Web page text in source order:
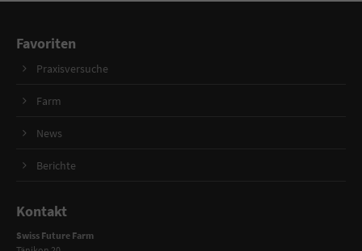
Favoriten
Praxisversuche
Farm
News
Berichte
Kontakt
Swiss Future Farm